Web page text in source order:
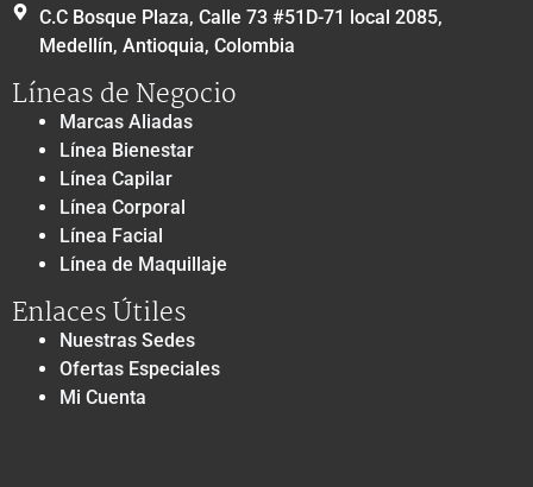
C.C Bosque Plaza, Calle 73 #51D-71 local 2085,
Medellín, Antioquia, Colombia
Líneas de Negocio
Marcas Aliadas
Línea Bienestar
Línea Capilar
Línea Corporal
Línea Facial
Línea de Maquillaje
Enlaces Útiles
Nuestras Sedes
Ofertas Especiales
Mi Cuenta